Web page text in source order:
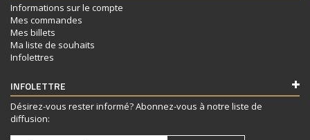
Informations sur le compte
Mes commandes
Mes billets
Ma liste de souhaits
Infolettres
INFOLETTRE
Désirez-vous rester informé? Abonnez-vous à notre liste de
diffusion: